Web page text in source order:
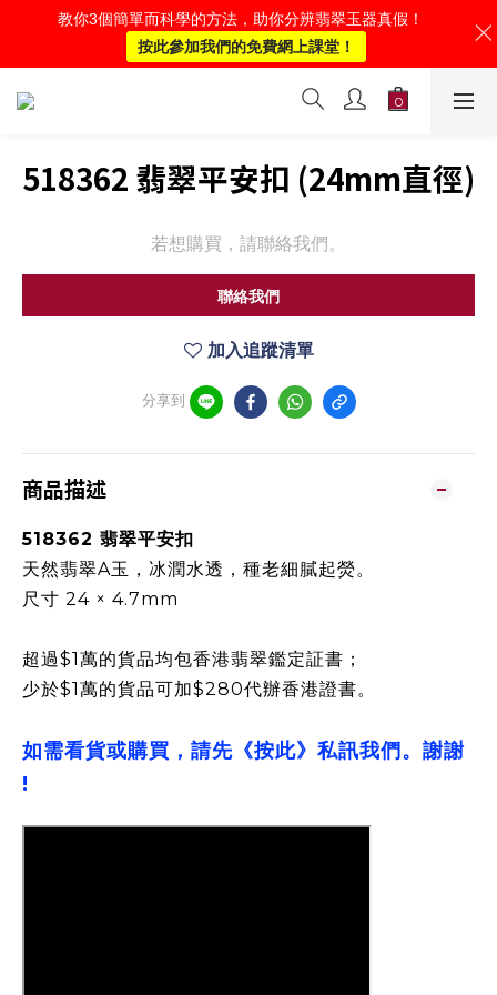
518362 翡翠平安扣 (24mm直徑)
若想購買，請聯絡我們。
聯絡我們
加入追蹤清單
分享到
商品描述
518362 翡翠平安扣
天然翡翠A玉，冰潤水透，種老細膩起熒。
尺寸 24 × 4.7mm
超過$1萬的貨品均包香港翡翠鑑定証書；
少於$1萬的貨品可加$280代辦香港證書。
如需看貨或購買，請先《按此》私訊我們。謝謝
!
教你3個簡單而科學的方法，助你分辨翡翠玉器真假！
按此參加我們的免費網上課堂！